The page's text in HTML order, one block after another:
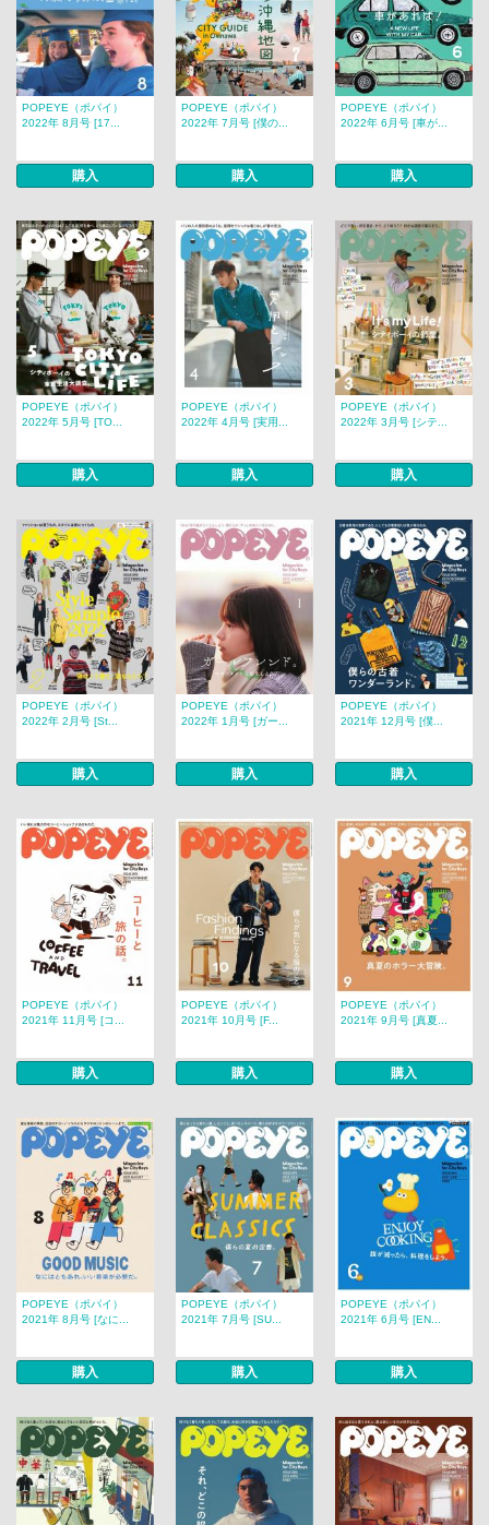
POPEYE（ポパイ）
2022年 8月号 [17...
購入
POPEYE（ポパイ）
2022年 7月号 [僕の...
購入
POPEYE（ポパイ）
2022年 6月号 [車が...
購入
POPEYE（ポパイ）
2022年 5月号 [TO...
購入
POPEYE（ポパイ）
2022年 4月号 [実用...
購入
POPEYE（ポパイ）
2022年 3月号 [シテ...
購入
POPEYE（ポパイ）
2022年 2月号 [St...
購入
POPEYE（ポパイ）
2022年 1月号 [ガー...
購入
POPEYE（ポパイ）
2021年 12月号 [僕...
購入
POPEYE（ポパイ）
2021年 11月号 [コ...
購入
POPEYE（ポパイ）
2021年 10月号 [F...
購入
POPEYE（ポパイ）
2021年 9月号 [真夏...
購入
POPEYE（ポパイ）
2021年 8月号 [なに...
購入
POPEYE（ポパイ）
2021年 7月号 [SU...
購入
POPEYE（ポパイ）
2021年 6月号 [EN...
購入